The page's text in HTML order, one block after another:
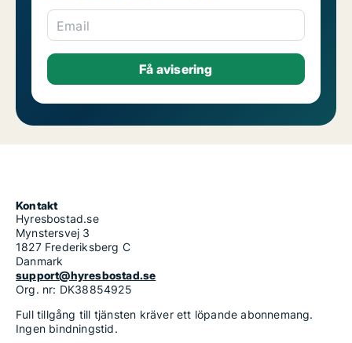
Email
Kontakt
Hyresbostad.se
Mynstersvej 3
1827 Frederiksberg C
Danmark
support@hyresbostad.se
Org. nr: DK38854925
Full tillgång till tjänsten kräver ett löpande abonnemang.
Ingen bindningstid.